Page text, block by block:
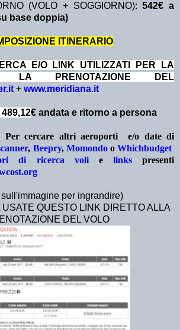
(VOLO + SOGGIORNO):542€ a
base doppia)
ITINERARIO
E/O LINK UTILIZZATI PER LA
LA PRENOTAZIONE DEL
+ www.meridiana.it
€ andata e ritorno a persona
Per cercare altri aeroporti e/o date di
, Beepry, MomondooWhichbudget
di ricerca volie linkspresenti
per ingrandire)
USATE QUESTO LINK DIRETTO ALLA
DEL VOLO